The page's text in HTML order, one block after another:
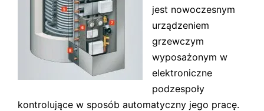
jest nowoczesnym
urządzeniem
grzewczym
wyposażonym w
elektroniczne
podzespoły
kontrolujące w sposób automatyczny jego pracę.